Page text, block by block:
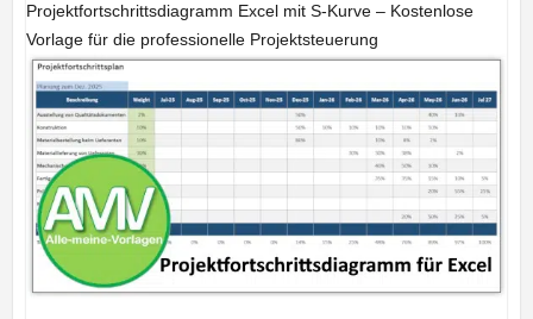
Projektfortschrittsdiagramm Excel mit S-Kurve – Kostenlose
Vorlage für die professionelle Projektsteuerung